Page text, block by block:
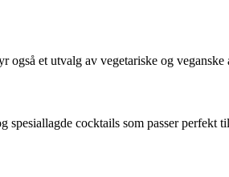
et utvalg av vegetariske og veganske
cocktails som passer perfekt